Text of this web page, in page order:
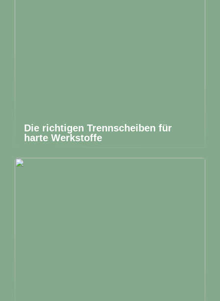
Die richtigen Trennscheiben für
harte Werkstoffe